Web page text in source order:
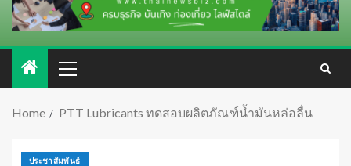
Home PTT Lubricants ทดสอบผลิตภัณฑ์น้ำมันหล่อลื่น
ประชาสัมพันธ์